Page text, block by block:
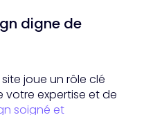
digne de
joue un rôle clé
expertise et de
soigné et